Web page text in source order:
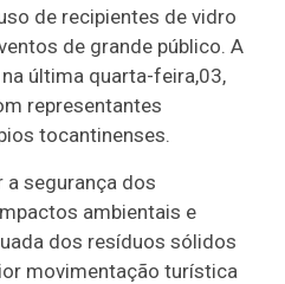
de recipientes de vidro
de grande público. A
última quarta-feira,03,
representantes
tocantinenses.
a segurança dos
ambientais e
dos resíduos sólidos
movimentação turística